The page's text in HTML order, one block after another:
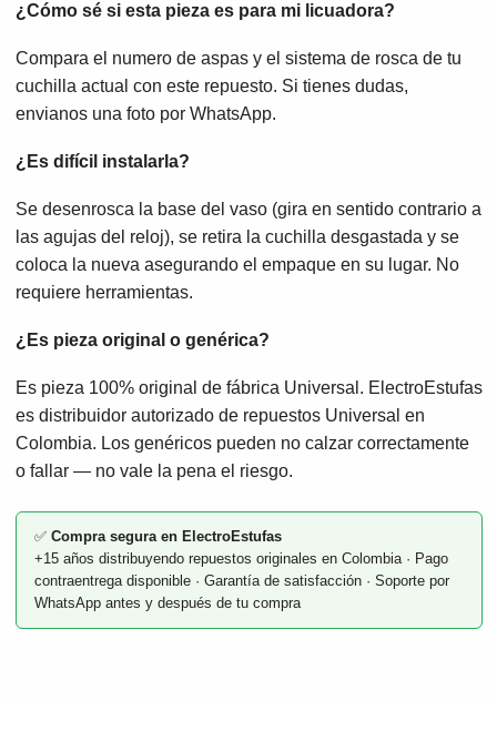
¿Cómo sé si esta pieza es para mi licuadora?
Compara el numero de aspas y el sistema de rosca de tu
cuchilla actual con este repuesto. Si tienes dudas,
envianos una foto por WhatsApp.
¿Es difícil instalarla?
Se desenrosca la base del vaso (gira en sentido contrario a
las agujas del reloj), se retira la cuchilla desgastada y se
coloca la nueva asegurando el empaque en su lugar. No
requiere herramientas.
¿Es pieza original o genérica?
Es pieza 100% original de fábrica Universal. ElectroEstufas
es distribuidor autorizado de repuestos Universal en
Colombia. Los genéricos pueden no calzar correctamente
o fallar — no vale la pena el riesgo.
✅ Compra segura en ElectroEstufas
+15 años distribuyendo repuestos originales en Colombia · Pago
contraentrega disponible · Garantía de satisfacción · Soporte por
WhatsApp antes y después de tu compra